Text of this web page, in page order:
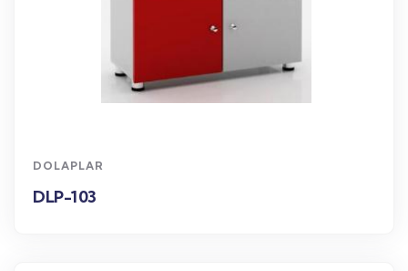
DOLAPLAR
DLP-103